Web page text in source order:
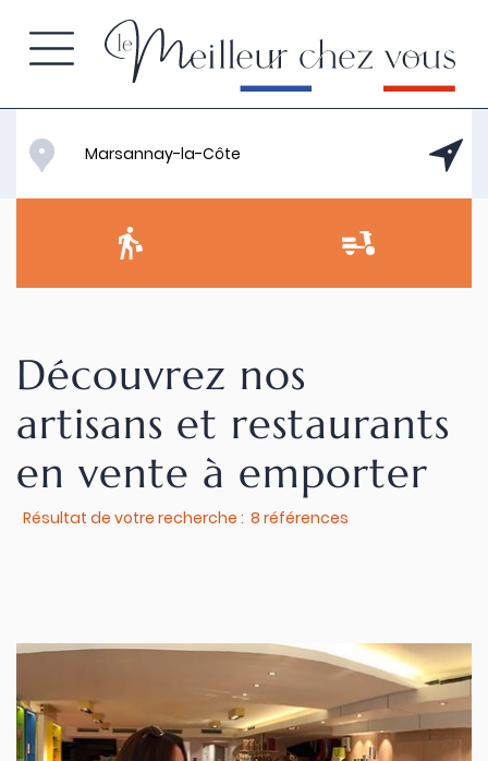
Découvrez nos
artisans et restaurants
en vente à emporter
Résultat de votre recherche : 8 références